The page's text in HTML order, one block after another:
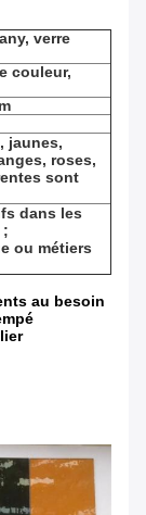
verre
couleur,
jaunes,
roses,
sont
dans les
;
ou métiers
au besoin